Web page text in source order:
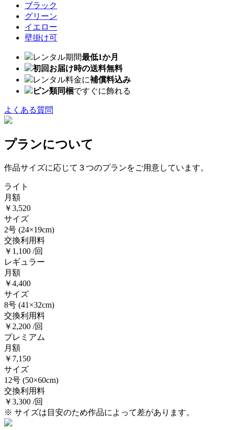
ブラック
グリーン
イエロー
壁掛け可
レンタル期間最低1か月
初回お届け時の送料無料
レンタル料金に補償料込み
ピン類同梱ですぐに飾れる
よくある質問
プランについて
作品サイズに応じて３つのプランをご用意しています。
ライト
月額
￥3,520
サイズ
2号 (24×19cm)
交換利用料
￥1,100 /回
レギュラー
月額
￥4,400
サイズ
8号 (41×32cm)
交換利用料
￥2,200 /回
プレミアム
月額
￥7,150
サイズ
12号 (50×60cm)
交換利用料
￥3,300 /回
※ サイズは目安のため作品によって差があります。